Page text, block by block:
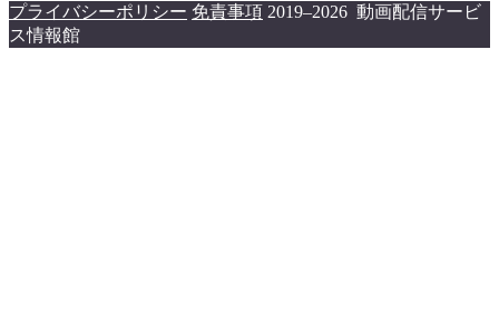
プライバシーポリシー 免責事項 2019–2026 動画配信サービ
ス情報館